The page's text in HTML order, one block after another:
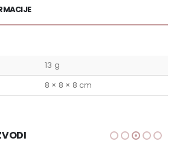
13 g
8 × 8 × 8 cm